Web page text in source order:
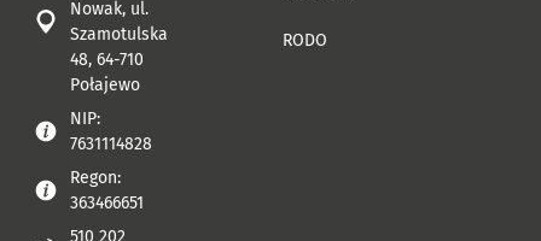
Nowak, ul.
Szamotulska
48, 64-710
Połajewo
NIP:
7631114828
Regon:
363466651
510 202
RODO